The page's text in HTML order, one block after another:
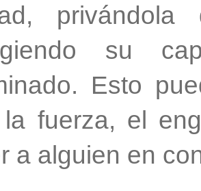
su
Esto
la fuerza, el
a alguien en